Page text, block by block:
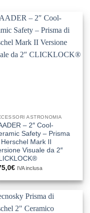
ASTRONOMIA
– 2″ Cool-
Safety – Prisma
Mark II
Visuale da 2″
€ IVA inclusa